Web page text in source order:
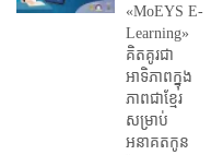
«MoEYS E-
Learning»
គិតគូរជា
អាទិភាពក្នុង
ភាពជាខ្មែរ
សម្រាប់
អនាគតកូន